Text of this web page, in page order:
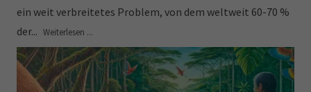
ein weit verbreitetes Problem, von dem weltweit 60-70 %
der... Weiterlesen ...